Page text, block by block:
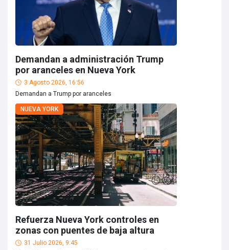
Demandan a administración Trump
por aranceles en Nueva York
3 Agosto 2026, 16:56
Demandan a Trump por aranceles
NUEVA YORK
Refuerza Nueva York controles en
zonas con puentes de baja altura
31 Julio 2026, 9:45